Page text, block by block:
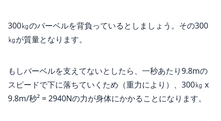
300㎏のバーベルを背負っているとしましょう。その300
㎏が質量となります。
もしバーベルを支えてないとしたら、一秒あたり9.8mの
スピードで下に落ちていくため（重力により）、300㎏ x
9.8m/秒² = 2940Nの力が身体にかかることになります。